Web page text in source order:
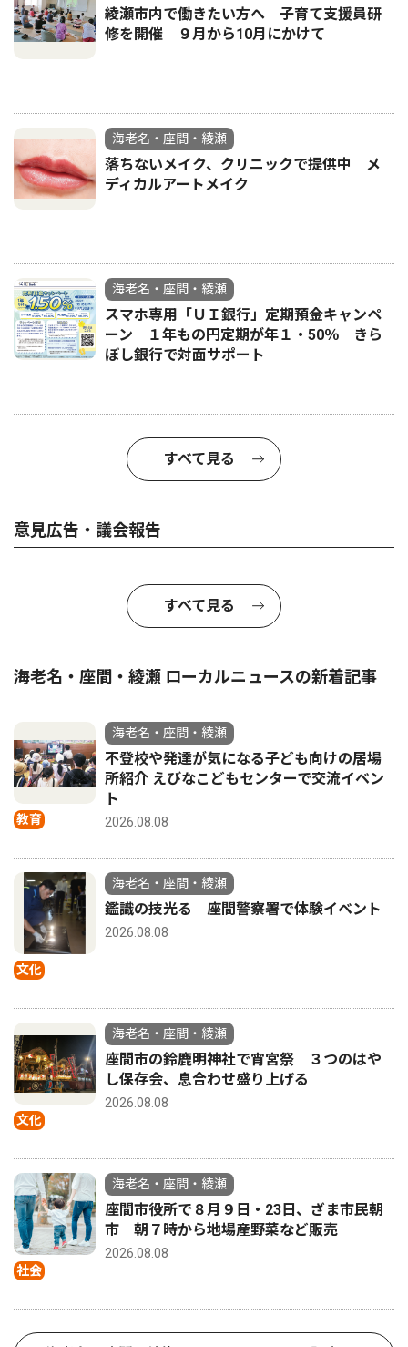
綾瀬市内で働きたい方へ 子育て支援員研
修を開催 ９月から10月にかけて
海老名・座間・綾瀬
落ちないメイク、クリニックで提供中 メ
ディカルアートメイク
海老名・座間・綾瀬
スマホ専用「ＵＩ銀行」定期預金キャンペ
ーン １年もの円定期が年１・50％ きら
ぼし銀行で対面サポート
すべて見る
意見広告・議会報告
すべて見る
海老名・座間・綾瀬 ローカルニュースの新着記事
教育
海老名・座間・綾瀬
不登校や発達が気になる子ども向けの居場
所紹介 えびなこどもセンターで交流イベン
ト
2026.08.08
文化
海老名・座間・綾瀬
鑑識の技光る 座間警察署で体験イベント
2026.08.08
文化
海老名・座間・綾瀬
座間市の鈴鹿明神社で宵宮祭 ３つのはや
し保存会、息合わせ盛り上げる
2026.08.08
社会
海老名・座間・綾瀬
座間市役所で８月９日・23日、ざま市民朝
市 朝７時から地場産野菜など販売
2026.08.08